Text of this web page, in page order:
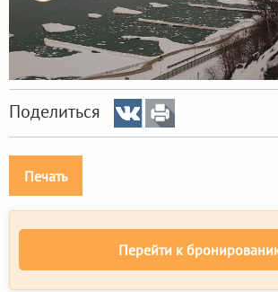
Поделиться
Печать
Перейти к